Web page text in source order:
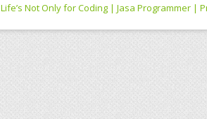
Life’s Not Only for Coding | Jasa Programmer |